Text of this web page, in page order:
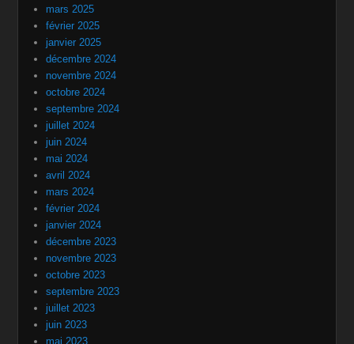
mars 2025
février 2025
janvier 2025
décembre 2024
novembre 2024
octobre 2024
septembre 2024
juillet 2024
juin 2024
mai 2024
avril 2024
mars 2024
février 2024
janvier 2024
décembre 2023
novembre 2023
octobre 2023
septembre 2023
juillet 2023
juin 2023
mai 2023